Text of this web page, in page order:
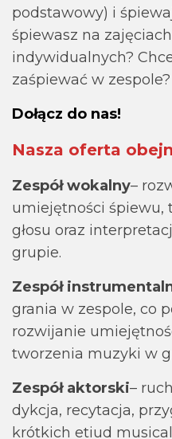
podstawowy) i
śpiewasz na zajęciach
indywidualnych?
zaśpiewać w zespole?
Dołącz do nas!
Nasza oferta
Zespół wokalny–
umiejętności śpiewu,
głosu oraz
grupie.
Zespół
grania w zespole, co
rozwijanie
tworzenia muzyki w
Zespół aktorski–
dykcja, recytacja,
krótkich etiud